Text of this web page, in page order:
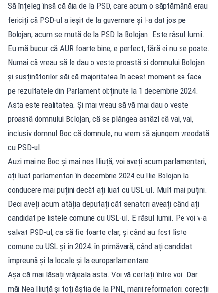
Să înțeleg însă că ăia de la PSD, care acum o săptămână erau
fericiți că PSD-ul a ieșit de la guvernare și l-a dat jos pe
Bolojan, acum se mută de la PSD la Bolojan. Este râsul lumii.
Eu mă bucur că AUR foarte bine, e perfect, fără ei nu se poate.
Numai că vreau să le dau o veste proastă și domnului Bolojan
și susținătorilor săi că majoritatea în acest moment se face
pe rezultatele din Parlament obținute la 1 decembrie 2024.
Asta este realitatea. Și mai vreau să vă mai dau o veste
proastă domnului Bolojan, că se plângea astăzi că vai, vai,
inclusiv domnul Boc că domnule, nu vrem să ajungem vreodată
cu PSD-ul.
Auzi mai ne Boc și mai nea Iliuță, voi aveți acum parlamentari,
ați luat parlamentari în decembrie 2024 cu Ilie Bolojan la
conducere mai puțini decât ați luat cu USL-ul. Mult mai puțini.
Deci aveți acum atâția deputați cât senatori aveați când ați
candidat pe listele comune cu USL-ul. E râsul lumii. Pe voi v-a
salvat PSD-ul, ca să fie foarte clar, și când au fost liste
comune cu USL și în 2024, în primăvară, când ați candidat
împreună și la locale și la europarlamentare.
Așa că mai lăsați vrăjeala asta. Voi vă certați între voi. Dar
măi Nea Iliuță și toți ăștia de la PNL, marii reformatori, corecții